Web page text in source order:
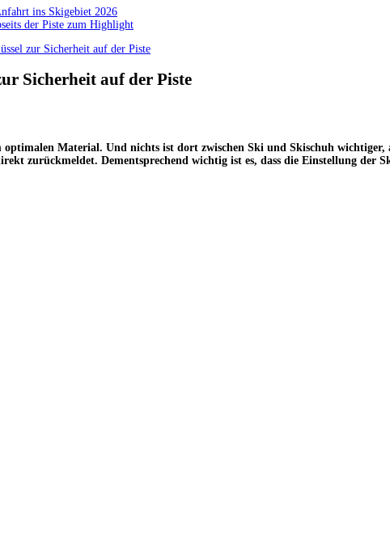
ins Skigebiet 2026
der Piste zum Highlight
zur Sicherheit auf der Piste
Sicherheit auf der Piste
Material. Und nichts ist dort zwischen Ski und Skischuh
zurückmeldet. Dementsprechend wichtig ist es, dass die Einstellung